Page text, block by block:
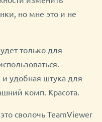
но мне это и не
только для
и удобная штука для
комп. Красота.
сволочь TeamViewer